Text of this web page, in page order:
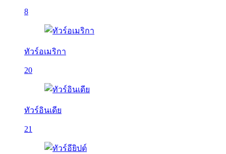
8
ทัวร์อเมริกา
20
ทัวร์อินเดีย
21